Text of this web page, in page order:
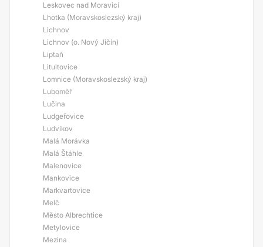
Leskovec nad Moravicí
Lhotka (Moravskoslezský kraj)
Lichnov
Lichnov (o. Nový Jičín)
Liptaň
Litultovice
Lomnice (Moravskoslezský kraj)
Luboměř
Lučina
Ludgeřovice
Ludvíkov
Malá Morávka
Malá Štáhle
Malenovice
Mankovice
Markvartovice
Melč
Město Albrechtice
Metylovice
Mezina